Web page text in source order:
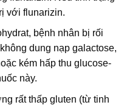
với flunarizin.
bệnh nhân bị rối
dung nạp galactose,
kém hấp thu glucose-
này.
rất thấp gluten (từ tinh